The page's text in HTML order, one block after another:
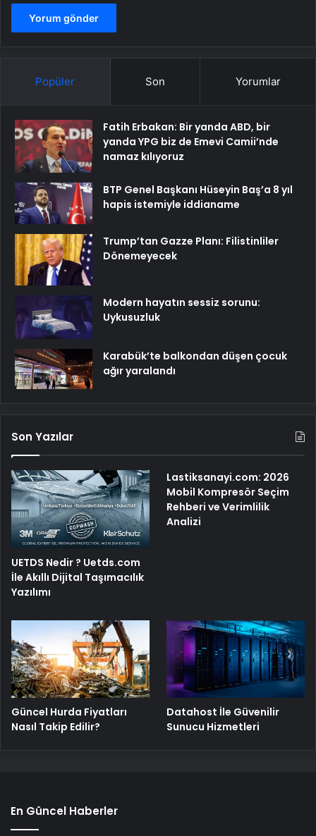
Popüler Son Yorumlar
Fatih Erbakan: Bir yanda ABD, bir
yanda YPG biz de Emevi Camii’nde
namaz kılıyoruz
BTP Genel Başkanı Hüseyin Baş’a 8 yıl
hapis istemiyle iddianame
Trump’tan Gazze Planı: Filistinliler
Dönemeyecek
Modern hayatın sessiz sorunu:
Uykusuzluk
Karabük’te balkondan düşen çocuk
ağır yaralandı
Son Yazılar
UETDS Nedir ? Uetds.com
İle Akıllı Dijital Taşımacılık
Yazılımı
Lastiksanayi.com: 2026
Mobil Kompresör Seçim
Rehberi ve Verimlilik
Analizi
Güncel Hurda Fiyatları
Nasıl Takip Edilir?
Datahost İle Güvenilir
Sunucu Hizmetleri
En Güncel Haberler